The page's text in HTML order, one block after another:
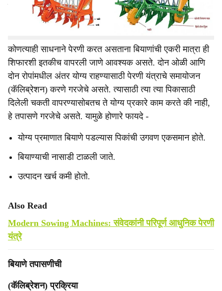
बैलजोडीचलित, ट्रॅक्टरचलित अशा स्वरूपामध्ये उपलब्ध आहे.
आपल्या क्षेत्राच्या प्रमाणानुसार योग्य त्या यंत्राची निवड करावी.
कोणत्याही साधनाने पेरणी करत असताना बियाणांची एकरी मात्रा ही
शिफारशी इतकीच वापरली जाणे आवश्यक असते. दोन ओळी आणि
दोन रोपांमधील अंतर योग्य राहण्यासाठी पेरणी यंत्राचे समायोजन
(कॅलिब्रेशन) करणे गरजेचे असते. त्यासाठी त्या त्या पिकासाठी
दिलेली चकती वापरण्यासोबतच ते योग्य प्रकारे काम करते की नाही,
हे तपासणे गरजेचे असते. यामुळे होणारे फायदे -
योग्य प्रमाणात बियाणे पडल्यास पिकांची उगवण एकसमान होते.
बियाण्याची नासाडी टाळली जाते.
उत्पादन खर्च कमी होतो.
Also Read
Modern Sowing Machines: संवेदकांनी परिपूर्ण आधुनिक पेरणी
यंत्रे
बियाणे तपासणीची
(कॅलिब्रेशन) प्रक्रिया